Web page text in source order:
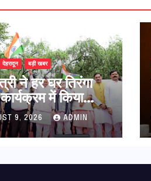
देहरादून बड़ी खबर
ने हर घर तिरंगा
में किया
ने
से स्वतंत्रता
अपने घरों में तिरंगा
9, 2026 ADMIN